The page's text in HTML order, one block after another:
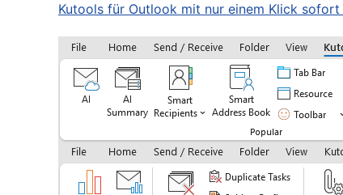
Kutools für Outlook mit nur einem Klick